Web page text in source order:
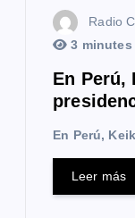
Radio
3 minutes
En Perú,
En Perú,
Leer más